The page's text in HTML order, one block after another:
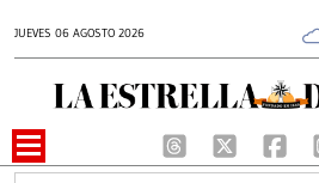
JUEVES 06 AGOSTO 2026